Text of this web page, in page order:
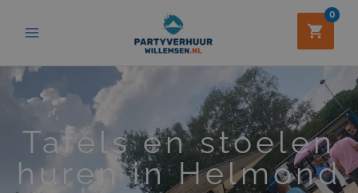
0
Tafels en stoelen
huren in Helmond